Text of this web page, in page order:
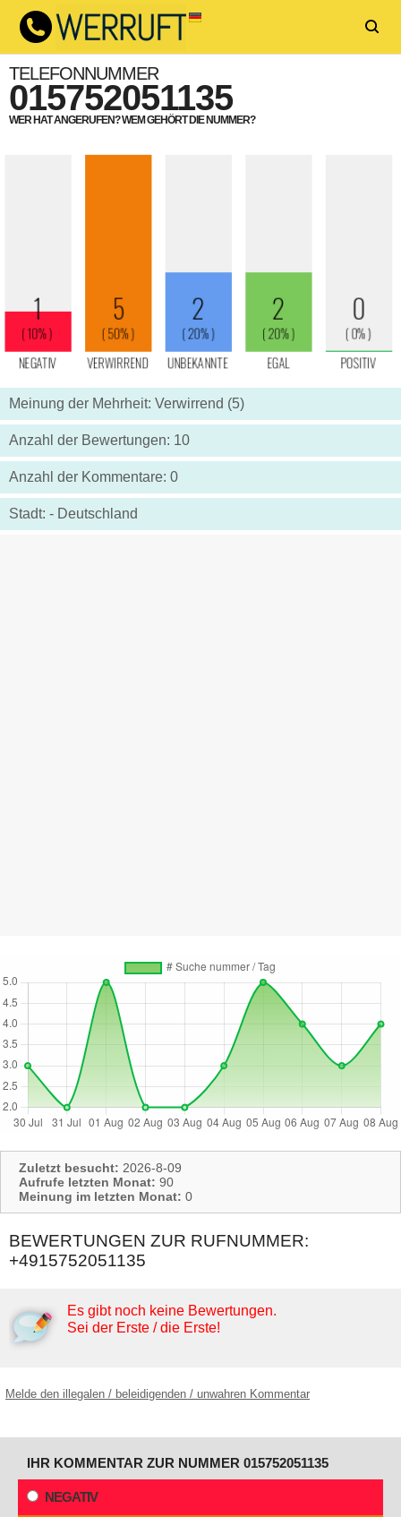
TELEFONNUMMER
015752051135
WER HAT ANGERUFEN? WEM GEHÖRT DIE NUMMER?
Meinung der Mehrheit: Verwirrend (5)
Anzahl der Bewertungen: 10
Anzahl der Kommentare: 0
Stadt: - Deutschland
Zuletzt besucht: 2026-8-09
Aufrufe letzten Monat: 90
Meinung im letzten Monat: 0
BEWERTUNGEN ZUR RUFNUMMER:
+4915752051135
Es gibt noch keine Bewertungen.
Sei der Erste / die Erste!
Melde den illegalen / beleidigenden / unwahren Kommentar
IHR KOMMENTAR ZUR NUMMER 015752051135
NEGATIV